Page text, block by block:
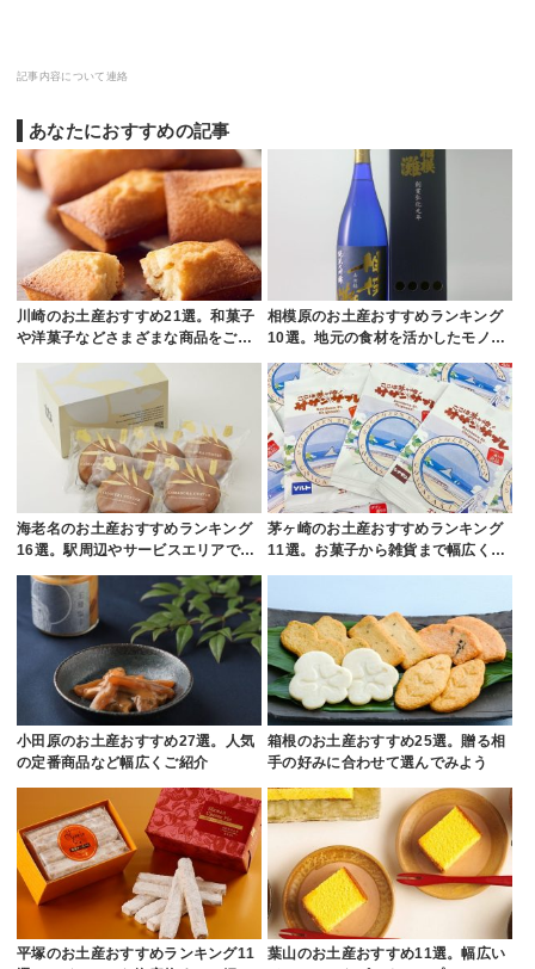
記事内容について連絡
あなたにおすすめの記事
川崎のお土産おすすめ21選。和菓子
や洋菓子などさまざまな商品をご…
相模原のお土産おすすめランキング
10選。地元の食材を活かしたモノ…
海老名のお土産おすすめランキング
16選。駅周辺やサービスエリアで…
茅ヶ崎のお土産おすすめランキング
11選。お菓子から雑貨まで幅広く…
小田原のお土産おすすめ27選。人気
の定番商品など幅広くご紹介
箱根のお土産おすすめ25選。贈る相
手の好みに合わせて選んでみよう
平塚のお土産おすすめランキング11
葉山のお土産おすすめ11選。幅広い